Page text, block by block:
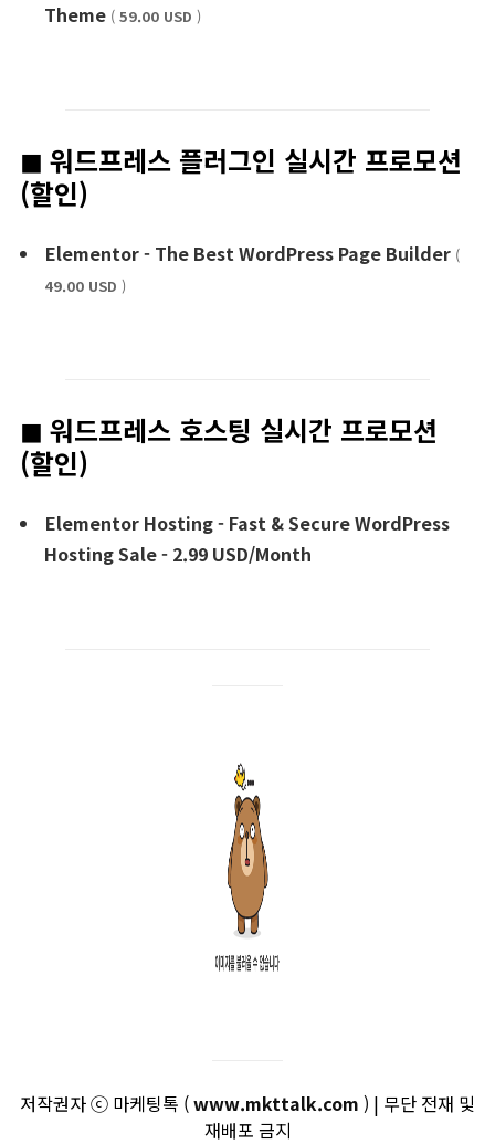
Theme ( 59.00 USD )
◼︎ 워드프레스 플러그인 실시간 프로모션
(할인)
Elementor - The Best WordPress Page Builder (
49.00 USD )
◼︎ 워드프레스 호스팅 실시간 프로모션
(할인)
Elementor Hosting - Fast & Secure WordPress
Hosting Sale - 2.99 USD/Month
저작권자 ⓒ 마케팅톡 (www.mkttalk.com ) | 무단 전재 및
재배포 금지